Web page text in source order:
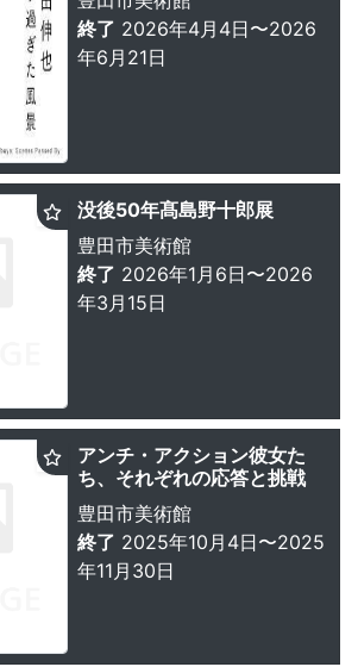
終了 2026年4月4日〜2026
年6月21日
没後50年髙島野十郎展
豊田市美術館
終了 2026年1月6日〜2026
年3月15日
アンチ・アクション彼女た
ち、それぞれの応答と挑戦
豊田市美術館
終了 2025年10月4日〜2025
年11月30日